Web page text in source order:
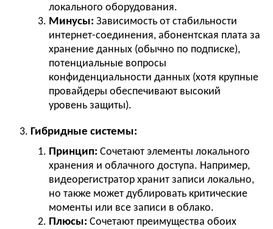
локального оборудования.
Минусы: Зависимость от стабильности
интернет-соединения, абонентская плата за
хранение данных (обычно по подписке),
потенциальные вопросы
конфиденциальности данных (хотя крупные
провайдеры обеспечивают высокий
уровень защиты).
Гибридные системы:
Принцип: Сочетают элементы локального
хранения и облачного доступа. Например,
видеорегистратор хранит записи локально,
но также может дублировать критические
моменты или все записи в облако.
Плюсы: Сочетают преимущества обоих